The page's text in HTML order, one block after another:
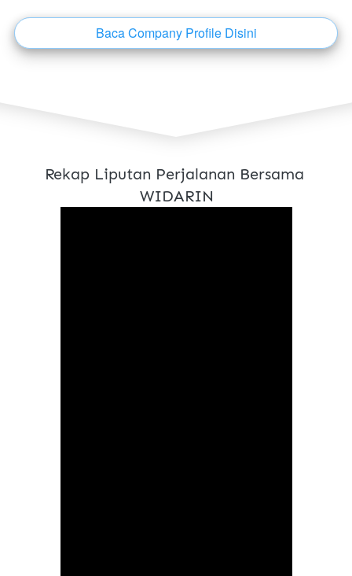
`Baca Company Profile Disini
Rekap Liputan Perjalanan Bersama
WIDARIN